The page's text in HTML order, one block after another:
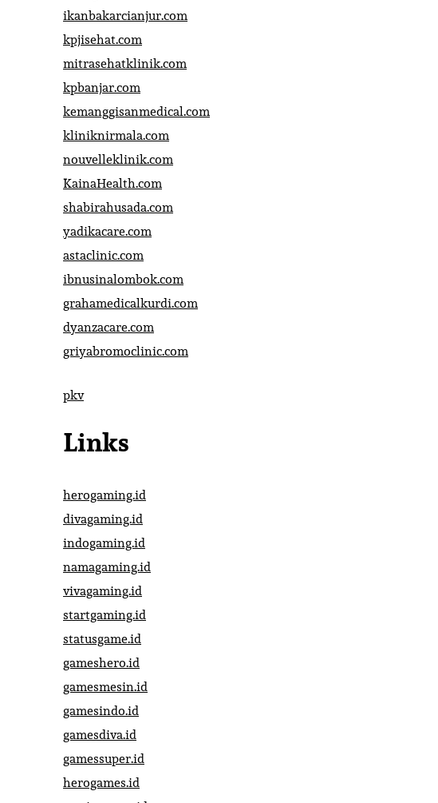
ikanbakarcianjur.com
kpjisehat.com
mitrasehatklinik.com
kpbanjar.com
kemanggisanmedical.com
kliniknirmala.com
nouvelleklinik.com
KainaHealth.com
shabirahusada.com
yadikacare.com
astaclinic.com
ibnusinalombok.com
grahamedicalkurdi.com
dyanzacare.com
griyabromoclinic.com
pkv
Links
herogaming.id
divagaming.id
indogaming.id
namagaming.id
vivagaming.id
startgaming.id
statusgame.id
gameshero.id
gamesmesin.id
gamesindo.id
gamesdiva.id
gamessuper.id
herogames.id